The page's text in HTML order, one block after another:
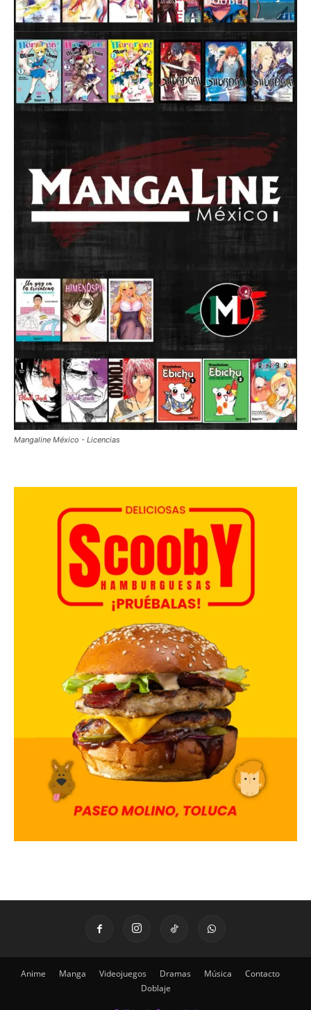
Mangaline México - Licencias
Anime Manga Videojuegos Dramas Música
Contacto
Doblaje